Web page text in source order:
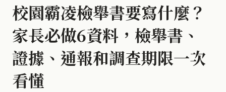
校園霸凌檢舉書要寫什麼？
家長必做6資料，檢舉書、
證據、通報和調查期限一次
看懂